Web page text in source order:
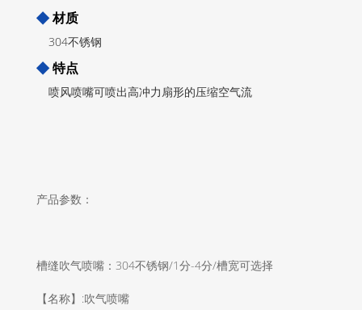
◆ 材质
304不锈钢
◆ 特点
喷风喷嘴可喷出高冲力扇形的压缩空气流
产品参数：
槽缝吹气喷嘴：304不锈钢/1分-4分/槽宽可选择
【名称】:吹气喷嘴